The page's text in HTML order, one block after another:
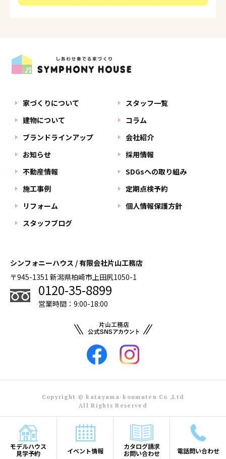
モデルハウス
見学予約
イベント情報
カタログ請求
お問い合わせ
電話問い合わせ
家づくりについて
建物について
ブランドラインアップ
お知らせ
不動産情報
施工事例
リフォーム
スタッフブログ
スタッフ一覧
コラム
会社紹介
採用情報
SDGsへの取り組み
定期点検予約
個人情報保護方針
シンフォニーハウス / 有限会社片山工務店
〒945-1351 新潟県柏崎市上田尻1050-1
0120-35-8899
営業時間：9:00-18:00
Copyright © katayama-koumuten Co ,Ltd
All Rights Reserved